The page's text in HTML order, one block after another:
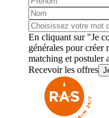
En cliquant sur "Je
générales pour créer
matching et postuler
Recevoir les offres